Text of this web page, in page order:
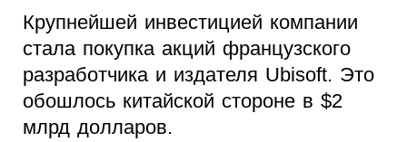
Крупнейшей инвестицией компании
стала покупка акций французского
разработчика и издателя Ubisoft. Это
обошлось китайской стороне в $2
млрд долларов.